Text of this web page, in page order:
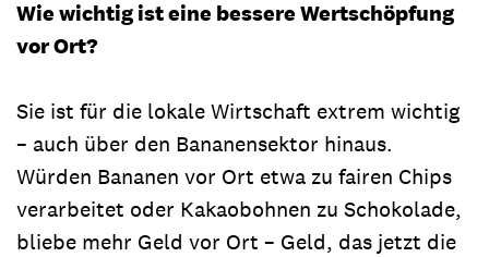
Wie wichtig ist eine bessere Wertschöpfung
vor Ort?
Sie ist für die lokale Wirtschaft extrem wichtig
– auch über den Bananensektor hinaus.
Würden Bananen vor Ort etwa zu fairen Chips
verarbeitet oder Kakaobohnen zu Schokolade,
bliebe mehr Geld vor Ort – Geld, das jetzt die